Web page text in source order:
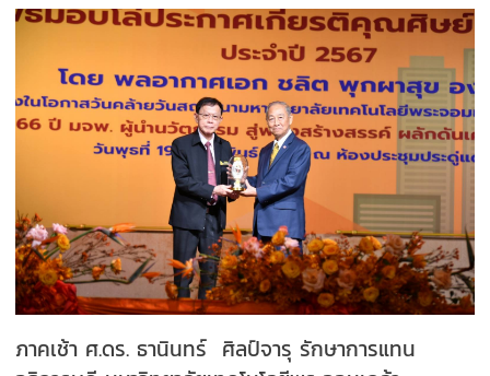
ภาคเช้า ศ.ดร. ธานินทร์ ศิลป์จารุ รักษาการแทน